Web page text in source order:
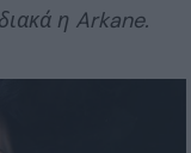
η Arkane.